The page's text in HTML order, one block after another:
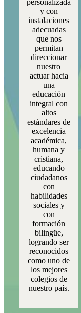
personalizada
y con
instalaciones
adecuadas
que nos
permitan
direccionar
nuestro
actuar hacia
una
educación
integral con
altos
estándares de
excelencia
académica,
humana y
cristiana,
educando
ciudadanos
con
habilidades
sociales y
con
formación
bilingüe,
logrando ser
reconocidos
como uno de
los mejores
colegios de
nuestro país.